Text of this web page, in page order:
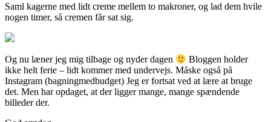
Saml kagerne med lidt creme mellem to makroner, og lad dem hvile
nogen timer, så cremen får sat sig.
Og nu læner jeg mig tilbage og nyder dagen
Bloggen holder
ikke helt ferie – lidt kommer med undervejs. Måske også på
Instagram (bagningmedbudget) Jeg er fortsat ved at lære at bruge
det. Men har opdaget, at der ligger mange, mange spændende
billeder der.